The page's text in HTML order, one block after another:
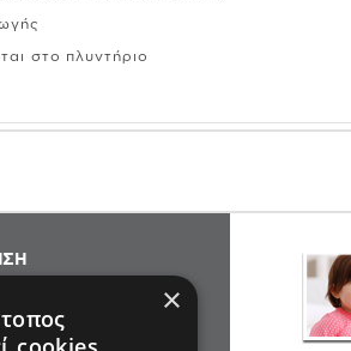
στο πλυντήριο
&
×